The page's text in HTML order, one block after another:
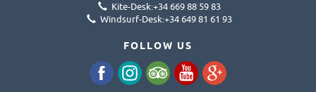
Kite-Desk:+34 669 88 59 83
Windsurf-Desk:+34 649 81 61 93
FOLLOW US